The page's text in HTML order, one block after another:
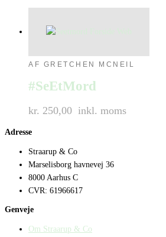
AF GRETCHEN MCNEIL
#SeEtMord
kr. 250,00 inkl. moms
Adresse
Straarup & Co
Marselisborg havnevej 36
8000 Aarhus C
CVR: 61966617
Genveje
Om Straarup & Co